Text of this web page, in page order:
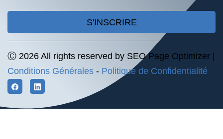
S'INSCRIRE
Ⓒ 2026 All rights reserved by SEO Page Optimizer |
Conditions Générales - Politique de Confidentialité